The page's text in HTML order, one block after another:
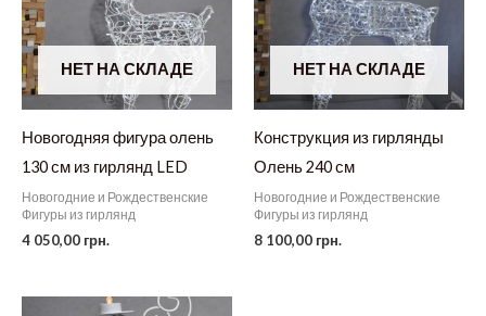
НЕТ НА СКЛАДЕ
Новогодняя фигура олень
130 см из гирлянд LED
Новогодние и Рождественские
Фигуры из гирлянд
4 050,00 грн.
НЕТ НА СКЛАДЕ
Конструкция из гирлянды
Олень 240 см
Новогодние и Рождественские
Фигуры из гирлянд
8 100,00 грн.